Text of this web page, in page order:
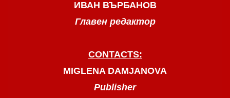
ИВАН ВЪРБАНОВ
Главен редактор
CONTACTS:
MIGLENA DAMJANOVA
Publisher